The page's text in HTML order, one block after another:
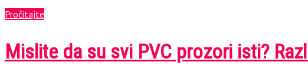
Pročitajte
Mislite da su svi PVC prozori isti?